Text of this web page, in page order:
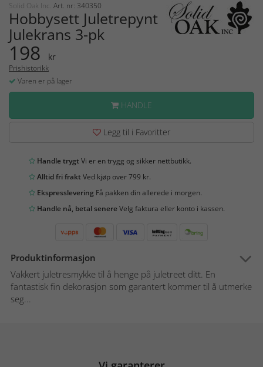
Solid Oak Inc. Art. nr: 340350
Hobbysett Juletrepynt
Julekrans 3-pk
198 kr
Prishistorikk
Varen er på lager
HANDLE
Legg til i Favoritter
Handle trygtVi er en trygg og sikker nettbutikk.
Alltid fri fraktVed kjøp over 799 kr.
Ekspresslevering Få pakken din allerede i morgen.
Handle nå, betal senereVelg faktura eller konto i kassen.
Produktinformasjon
Vakkert juletresmykke til å henge på juletreet ditt. En
fantastisk fin dekorasjon som garantert kommer til å utmerke
seg...